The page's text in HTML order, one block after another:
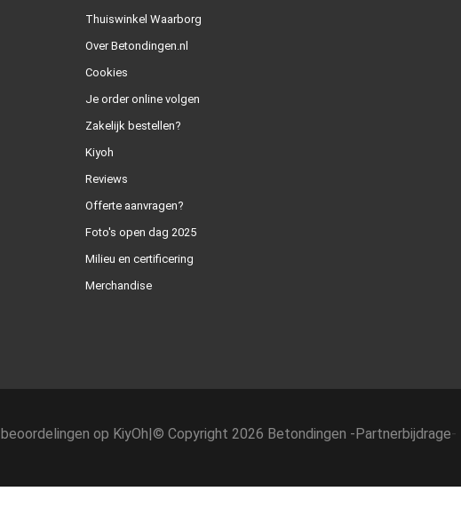
Thuiswinkel Waarborg
Over Betondingen.nl
Cookies
Je order online volgen
Zakelijk bestellen?
Kiyoh
Reviews
Offerte aanvragen?
Foto's open dag 2025
Milieu en certificering
Merchandise
beoordelingen op KiyOh|© Copyright 2026 Betondingen -Partnerbijdrage-